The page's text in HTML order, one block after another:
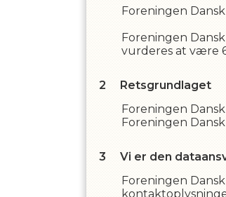
Foreningen
Foreningen
vurderes at være
Retsgrundlaget
Foreningen
Foreningen
Vi er den
Foreningen